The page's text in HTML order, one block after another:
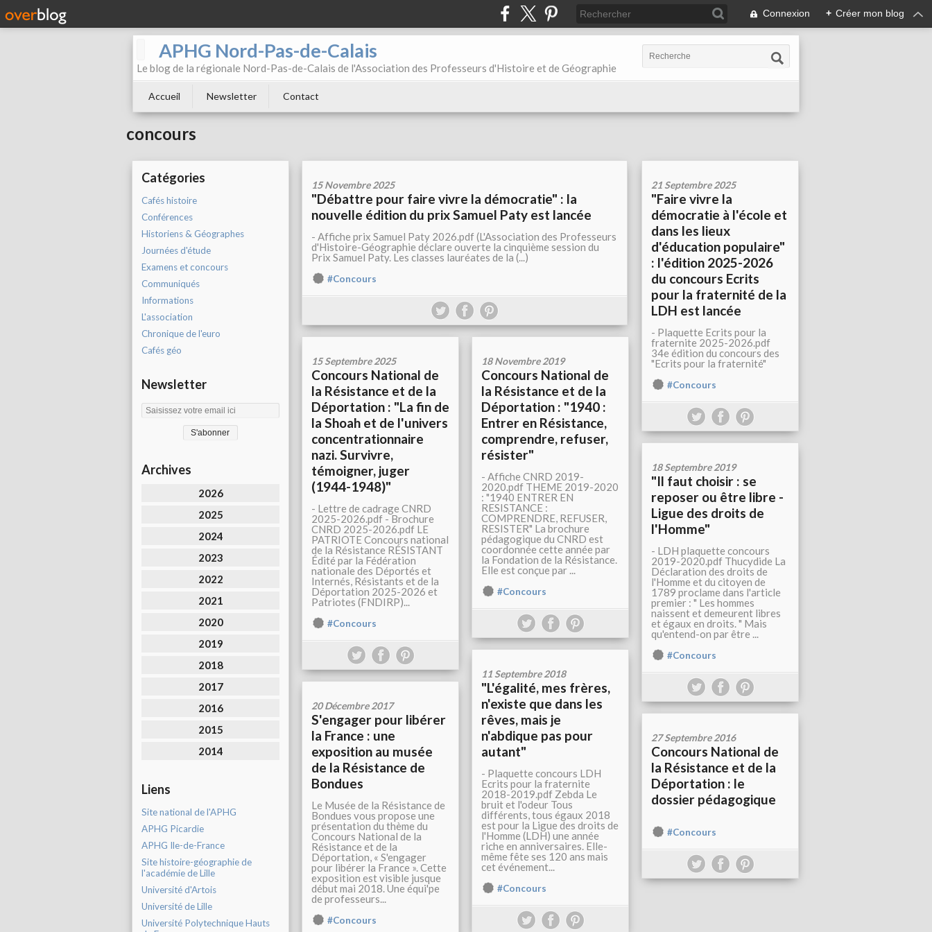
Connexion + Créer mon blog
APHG Nord-Pas-de-Calais
Le blog de la régionale Nord-Pas-de-Calais de l'Association des Professeurs d'Histoire et de Géographie
Accueil Newsletter Contact
concours
Catégories
Cafés histoire
Conférences
Historiens & Géographes
Journées d'étude
Examens et concours
Communiqués
Informations
L'association
Chronique de l'euro
Cafés géo
Newsletter
Archives
2026
2025
2024
2023
2022
2021
2020
2019
2018
2017
2016
2015
2014
Liens
Site national de l'APHG
APHG Picardie
APHG Ile-de-France
Site histoire-géographie de
l'académie de Lille
Université d'Artois
Université de Lille
Université Polytechnique Hauts
15 Novembre 2025
"Débattre pour faire vivre la démocratie" : la
nouvelle édition du prix Samuel Paty est lancée
- Affiche prix Samuel Paty 2026.pdf (L'Association des Professeurs
d'Histoire-Géographie déclare ouverte la cinquième session du
Prix Samuel Paty. Les classes lauréates de la (...)
#Concours
21 Septembre 2025
"Faire vivre la
démocratie à l'école et
dans les lieux
d'éducation populaire"
: l'édition 2025-2026
du concours Ecrits
pour la fraternité de la
LDH est lancée
- Plaquette Ecrits pour la
fraternite 2025-2026.pdf
34e édition du concours des
"Ecrits pour la fraternité"
#Concours
15 Septembre 2025
Concours National de
la Résistance et de la
Déportation : "La fin de
la Shoah et de l'univers
concentrationnaire
nazi. Survivre,
témoigner, juger
(1944-1948)"
- Lettre de cadrage CNRD
2025-2026.pdf - Brochure
CNRD 2025-2026.pdf LE
PATRIOTE Concours national
de la Résistance RÉSISTANT
Édité par la Fédération
nationale des Déportés et
Internés, Résistants et de la
Déportation 2025-2026 et
Patriotes (FNDIRP)...
#Concours
18 Novembre 2019
Concours National de
la Résistance et de la
Déportation : "1940 :
Entrer en Résistance,
comprendre, refuser,
résister"
- Affiche CNRD 2019-
2020.pdf THEME 2019-2020
: "1940 ENTRER EN
RESISTANCE :
COMPRENDRE, REFUSER,
RESISTER" La brochure
pédagogique du CNRD est
coordonnée cette année par
la Fondation de la Résistance.
Elle est conçue par ...
#Concours
18 Septembre 2019
"Il faut choisir : se
reposer ou être libre -
Ligue des droits de
l'Homme"
- LDH plaquette concours
2019-2020.pdf Thucydide La
Déclaration des droits de
l'Homme et du citoyen de
1789 proclame dans l'article
premier : " Les hommes
naissent et demeurent libres
et égaux en droits. " Mais
qu'entend-on par être ...
#Concours
11 Septembre 2018
"L'égalité, mes frères,
n'existe que dans les
rêves, mais je
n'abdique pas pour
autant"
- Plaquette concours LDH
Ecrits pour la fraternite
2018-2019.pdf Zebda Le
bruit et l'odeur Tous
différents, tous égaux 2018
est pour la Ligue des droits de
l'Homme (LDH) une année
riche en anniversaires. Elle-
même fête ses 120 ans mais
cet événement...
#Concours
20 Décembre 2017
S'engager pour libérer
la France : une
exposition au musée
de la Résistance de
Bondues
Le Musée de la Résistance de
Bondues vous propose une
présentation du thème du
Concours National de la
Résistance et de la
Déportation, « S'engager
pour libérer la France ». Cette
exposition est visible jusque
début mai 2018. Une équi'pe
de professeurs...
#Concours
27 Septembre 2016
Concours National de
la Résistance et de la
Déportation : le
dossier pédagogique
#Concours